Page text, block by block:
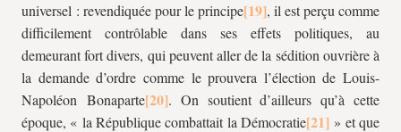
universel : revendiquée pour le principe
, il est perçu comme
difficilement contrôlable dans ses effets politiques, au
demeurant fort divers, qui peuvent aller de la sédition ouvrière à
la demande d’ordre comme le prouvera l’élection de Louis-
Napoléon Bonaparte
. On soutient d’ailleurs qu’à cette
époque, « la République combattait la Démocratie
» et que